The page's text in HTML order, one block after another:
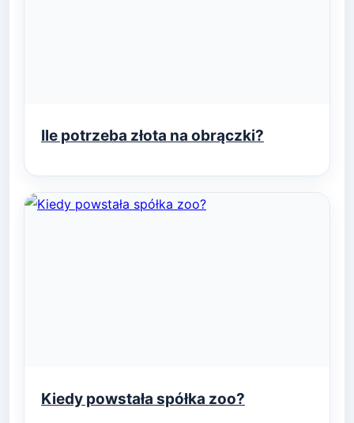
Ile potrzeba złota na obrączki?
Kiedy powstała spółka zoo?